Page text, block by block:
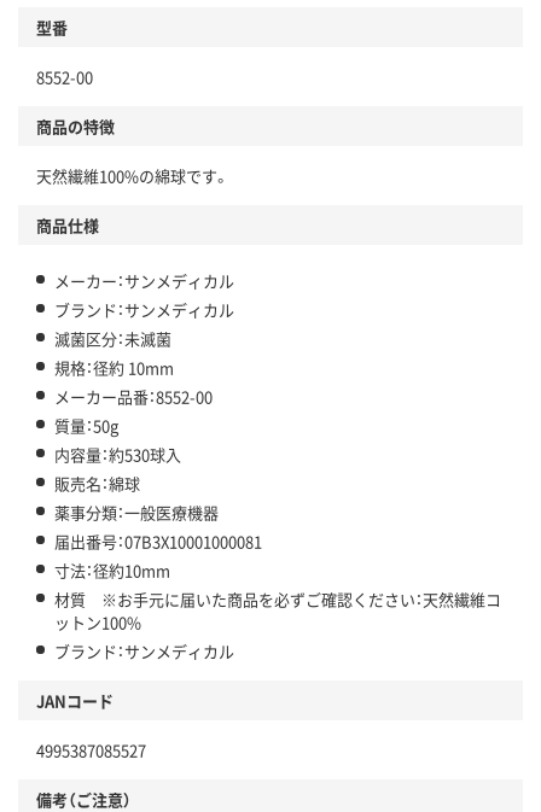
型番
8552-00
商品の特徴
天然繊維100%の綿球です。
商品仕様
メーカー：サンメディカル
ブランド：サンメディカル
滅菌区分：未滅菌
規格：径約 10mm
メーカー品番：8552-00
質量：50g
内容量：約530球入
販売名：綿球
薬事分類：一般医療機器
届出番号：07B3X10001000081
寸法：径約10mm
材質 ※お手元に届いた商品を必ずご確認ください：天然繊維コ
ットン100%
ブランド：サンメディカル
JANコード
4995387085527
備考（ご注意）